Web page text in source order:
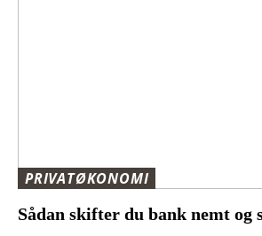
PRIVATØKONOMI
Sådan skifter du bank nemt og